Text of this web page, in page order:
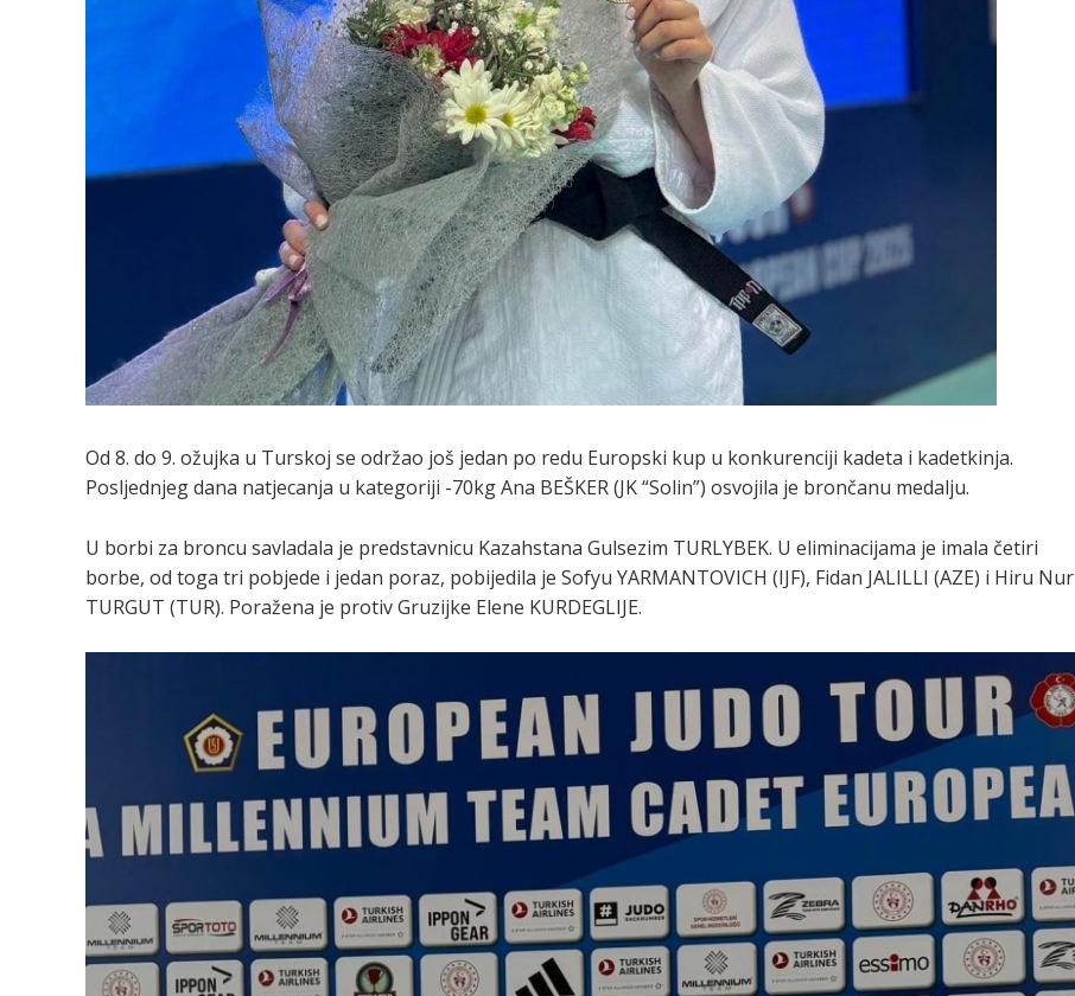
Od 8. do 9. ožujka u Turskoj se održao još jedan po redu Europski kup u konkurenciji kadeta i kadetkinja.
Posljednjeg dana natjecanja u kategoriji -70kg Ana BEŠKER (JK “Solin”) osvojila je brončanu medalju.
U borbi za broncu savladala je predstavnicu Kazahstana Gulsezim TURLYBEK. U eliminacijama je imala četiri
borbe, od toga tri pobjede i jedan poraz, pobijedila je Sofyu YARMANTOVICH (IJF), Fidan JALILLI (AZE) i Hiru Nur
TURGUT (TUR). Poražena je protiv Gruzijke Elene KURDEGLIJE.